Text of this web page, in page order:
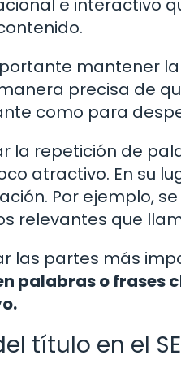
e interactivo
mantener
precisa de
como para
la repetición de
atractivo. En su
Por ejemplo,
relevantes que
las partes más
palabras o frases
título en el